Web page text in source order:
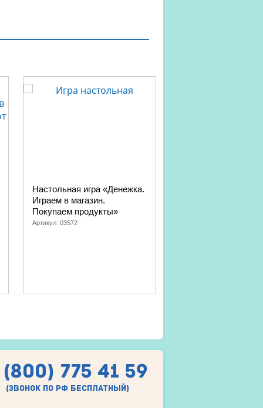
Настольная игра «Денежка.
Играем в магазин.
Покупаем продукты»
Артикул: 03572
775 41 59
(звонок по рф бесплатный)